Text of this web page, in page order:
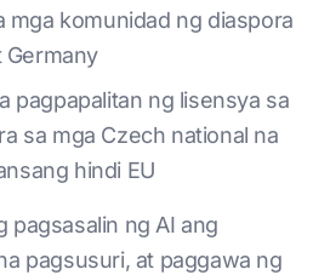
mga komunidad ng diaspora
Germany
pagpapalitan ng lisensya sa
sa mga Czech national na
hindi EU
pagsasalin ng AI ang
pagsusuri, at paggawa ng